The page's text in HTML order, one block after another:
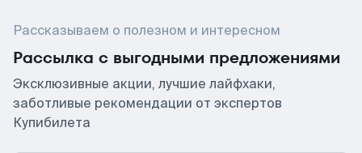
Рассказываем о полезном и интересном
Рассылка с выгодными предложениями
Эксклюзивные акции, лучшие лайфхаки,
заботливые рекомендации от экспертов
Купибилета